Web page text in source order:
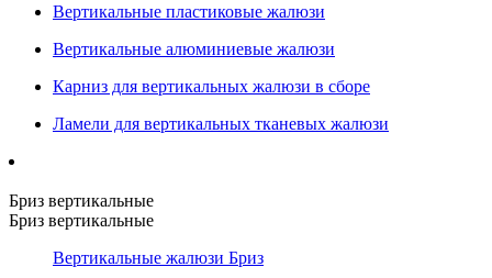
Вертикальные пластиковые жалюзи
Вертикальные алюминиевые жалюзи
Карниз для вертикальных жалюзи в сборе
Ламели для вертикальных тканевых жалюзи
Бриз вертикальные
Бриз вертикальные
Вертикальные жалюзи Бриз